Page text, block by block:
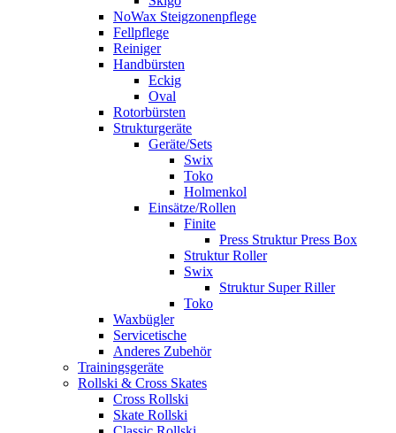
NoWax Steigzonenpflege
Fellpflege
Reiniger
Handbürsten
Eckig
Oval
Rotorbürsten
Strukturgeräte
Geräte/Sets
Swix
Toko
Holmenkol
Einsätze/Rollen
Finite
Press Struktur Press Box
Struktur Roller
Swix
Struktur Super Riller
Toko
Waxbügler
Servicetische
Anderes Zubehör
Trainingsgeräte
Rollski & Cross Skates
Cross Rollski
Skate Rollski